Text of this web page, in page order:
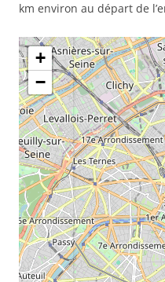
km environ au départ de
+
−